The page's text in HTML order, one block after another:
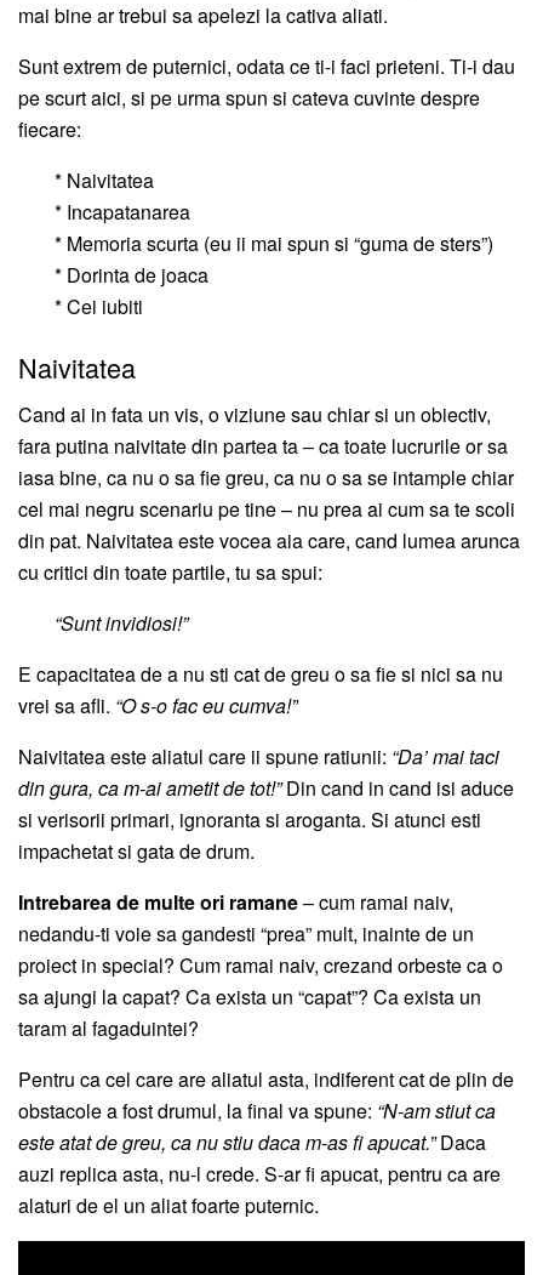
mai bine ar trebui sa apelezi la cativa aliati.
Sunt extrem de puternici, odata ce ti-i faci prieteni. Ti-i dau
pe scurt aici, si pe urma spun si cateva cuvinte despre
fiecare:
* Naivitatea
* Incapatanarea
* Memoria scurta (eu ii mai spun si “guma de sters”)
* Dorinta de joaca
* Cei iubiti
Naivitatea
Cand ai in fata un vis, o viziune sau chiar si un obiectiv,
fara putina naivitate din partea ta – ca toate lucrurile or sa
iasa bine, ca nu o sa fie greu, ca nu o sa se intample chiar
cel mai negru scenariu pe tine – nu prea ai cum sa te scoli
din pat. Naivitatea este vocea aia care, cand lumea arunca
cu critici din toate partile, tu sa spui:
“Sunt invidiosi!”
E capacitatea de a nu sti cat de greu o sa fie si nici sa nu
vrei sa afli. “O s-o fac eu cumva!”
Naivitatea este aliatul care ii spune ratiunii: “Da’ mai taci
din gura, ca m-ai ametit de tot!”Din cand in cand isi aduce
si verisorii primari, ignoranta si aroganta. Si atunci esti
impachetat si gata de drum.
Intrebarea de multe ori ramane– cum ramai naiv,
nedandu-ti voie sa gandesti “prea” mult, inainte de un
proiect in special? Cum ramai naiv, crezand orbeste ca o
sa ajungi la capat? Ca exista un “capat”? Ca exista un
taram al fagaduintei?
Pentru ca cel care are aliatul asta, indiferent cat de plin de
obstacole a fost drumul, la final va spune: “N-am stiut ca
este atat de greu, ca nu stiu daca m-as fi apucat.”Daca
auzi replica asta, nu-l crede. S-ar fi apucat, pentru ca are
alaturi de el un aliat foarte puternic.